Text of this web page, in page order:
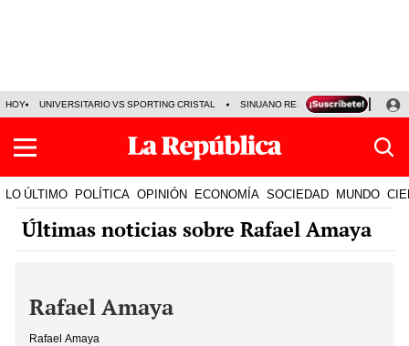
HOY UNIVERSITARIO VS SPORTING CRISTAL SINUANO RESULTADOS HOY
LO ÚLTIMO POLÍTICA OPINIÓN ECONOMÍA SOCIEDAD MUNDO
Últimas noticias sobre Rafael Amaya
Rafael Amaya
Rafael Amaya